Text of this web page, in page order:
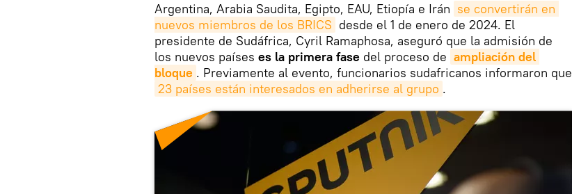
Argentina, Arabia Saudita, Egipto, EAU, Etiopía e Irán se convertirán en
nuevos miembros de los BRICS desde el 1 de enero de 2024. El
presidente de Sudáfrica, Cyril Ramaphosa, aseguró que la admisión de
los nuevos países es la primera fase del proceso de ampliación del
bloque . Previamente al evento, funcionarios sudafricanos informaron que
23 países están interesados en adherirse al grupo .